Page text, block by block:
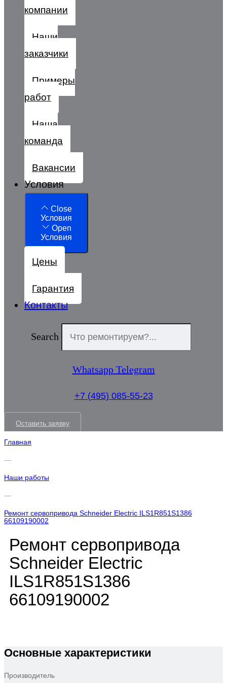
компании
Наши
заказчики
Примеры
работ
Наша
команда
Вакансии
Условия
Close
Условия
Open
Условия
Цены
Гарантия
Контакты
Search
Whatsapp Telegram
+7 (495) 085-55-23
Оставить заявку
Главная
—
Наши работы
—
Ремонт сервопривода Schneider Electric ILS1R851S1386
66109190002
Ремонт сервопривода
Schneider Electric
ILS1R851S1386
66109190002
Основные характеристики
Производитель